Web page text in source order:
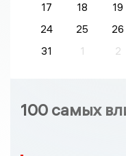
17
18 19
24
25 26
31
1 2
100 самых